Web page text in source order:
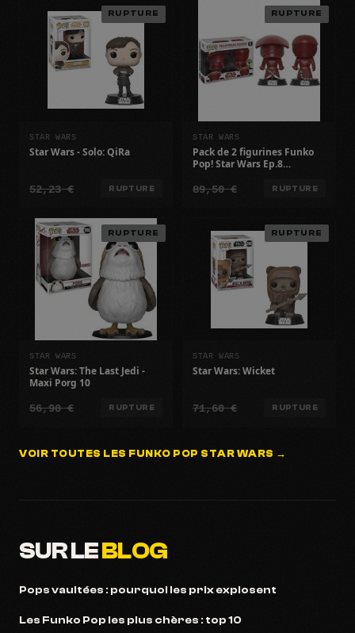
RUPTURE
STAR WARS
Star Wars - Solo: QiRa
52,23 € RUPTURE
RUPTURE
STAR WARS
Pack de 2 figurines Funko
Pop! Star Wars Ep.8
Prétoriens
89,50 € RUPTURE
RUPTURE
STAR WARS
Star Wars: The Last Jedi -
Maxi Porg 10
56,90 € RUPTURE
RUPTURE
STAR WARS
Star Wars: Wicket
71,60 € RUPTURE
VOIR TOUTES LES FUNKO POP STAR WARS →
SUR LEBLOG
Pops vaultées : pourquoi les prix explosent
Les Funko Pop les plus chères : top 10